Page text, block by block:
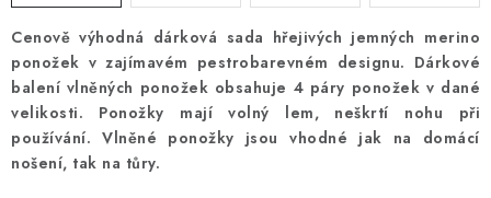
Cenově výhodná dárková sada hřejivých jemných merino
ponožek v zajímavém pestrobarevném designu. Dárkové
balení vlněných ponožek obsahuje 4 páry ponožek v dané
velikosti. Ponožky mají volný lem, neškrtí nohu při
používání. Vlněné ponožky jsou vhodné jak na domácí
nošení, tak na tůry.